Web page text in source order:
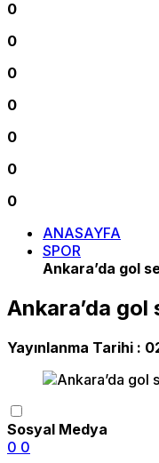
0
0
0
0
0
0
0
ANASAYFA
SPOR
Ankara’da gol
Ankara’da gol
Yayınlanma Tarihi :
Sosyal Medya
0 0